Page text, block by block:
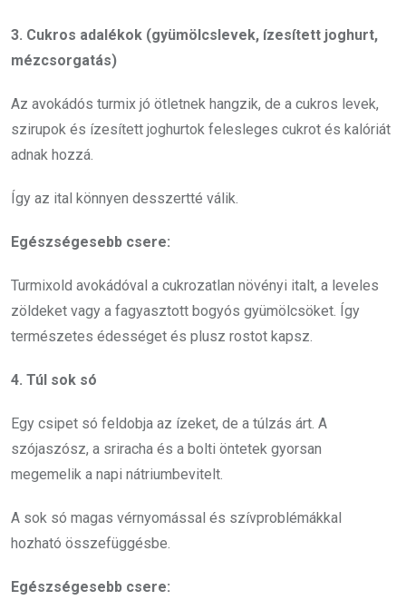
3. Cukros adalékok (gyümölcslevek, ízesített joghurt,
mézcsorgatás)
Az avokádós turmix jó ötletnek hangzik, de a cukros levek,
szirupok és ízesített joghurtok felesleges cukrot és kalóriát
adnak hozzá.
Így az ital könnyen desszertté válik.
Egészségesebb csere:
Turmixold avokádóval a cukrozatlan növényi italt, a leveles
zöldeket vagy a fagyasztott bogyós gyümölcsöket. Így
természetes édességet és plusz rostot kapsz.
4. Túl sok só
Egy csipet só feldobja az ízeket, de a túlzás árt. A
szójaszósz, a sriracha és a bolti öntetek gyorsan
megemelik a napi nátriumbevitelt.
A sok só magas vérnyomással és szívproblémákkal
hozható összefüggésbe.
Egészségesebb csere: